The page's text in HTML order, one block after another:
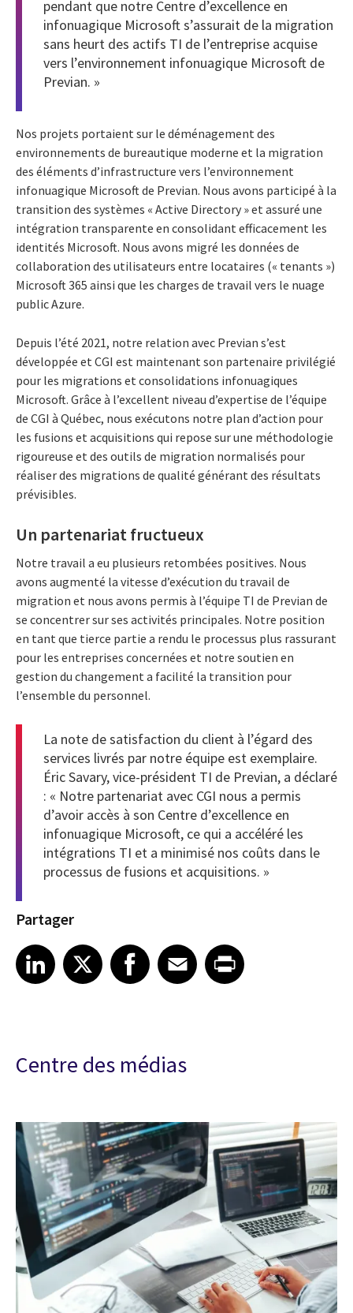
pendant que notre Centre d’excellence en
infonuagique Microsoft s’assurait de la migration
sans heurt des actifs TI de l’entreprise acquise
vers l’environnement infonuagique Microsoft de
Previan. »
Nos projets portaient sur le déménagement des
environnements de bureautique moderne et la migration
des éléments d’infrastructure vers l’environnement
infonuagique Microsoft de Previan. Nous avons participé à la
transition des systèmes « Active Directory » et assuré une
intégration transparente en consolidant efficacement les
identités Microsoft. Nous avons migré les données de
collaboration des utilisateurs entre locataires (« tenants »)
Microsoft 365 ainsi que les charges de travail vers le nuage
public Azure.
Depuis l’été 2021, notre relation avec Previan s’est
développée et CGI est maintenant son partenaire privilégié
pour les migrations et consolidations infonuagiques
Microsoft. Grâce à l’excellent niveau d’expertise de l’équipe
de CGI à Québec, nous exécutons notre plan d’action pour
les fusions et acquisitions qui repose sur une méthodologie
rigoureuse et des outils de migration normalisés pour
réaliser des migrations de qualité générant des résultats
prévisibles.
Un partenariat fructueux
Notre travail a eu plusieurs retombées positives. Nous
avons augmenté la vitesse d’exécution du travail de
migration et nous avons permis à l’équipe TI de Previan de
se concentrer sur ses activités principales. Notre position
en tant que tierce partie a rendu le processus plus rassurant
pour les entreprises concernées et notre soutien en
gestion du changement a facilité la transition pour
l’ensemble du personnel.
La note de satisfaction du client à l’égard des
services livrés par notre équipe est exemplaire.
Éric Savary, vice-président TI de Previan, a déclaré
: « Notre partenariat avec CGI nous a permis
d’avoir accès à son Centre d’excellence en
infonuagique Microsoft, ce qui a accéléré les
intégrations TI et a minimisé nos coûts dans le
processus de fusions et acquisitions. »
Partager
Share article on LinkedIn
LinkedIn
Share article on XShare article on Facebook
Facebook
Share article on Email
EmailShare article on Print
Centre des médias